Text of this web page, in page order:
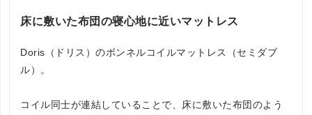
床に敷いた布団の寝心地に近いマットレス
Doris（ドリス）のボンネルコイルマットレス（セミダブ
ル）。
コイル同士が連結していることで、床に敷いた布団のよう